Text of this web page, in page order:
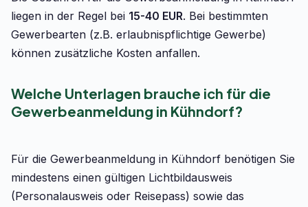
liegen in der Regel bei 15-40 EUR. Bei bestimmten
Gewerbearten (z.B. erlaubnispflichtige Gewerbe)
können zusätzliche Kosten anfallen.
Welche Unterlagen brauche ich für die
Gewerbeanmeldung in Kühndorf?
Für die Gewerbeanmeldung in Kühndorf benötigen Sie
mindestens einen gültigen Lichtbildausweis
(Personalausweis oder Reisepass) sowie das